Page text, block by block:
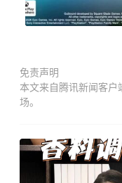
免责声明
本文来自腾讯新闻客户
场。